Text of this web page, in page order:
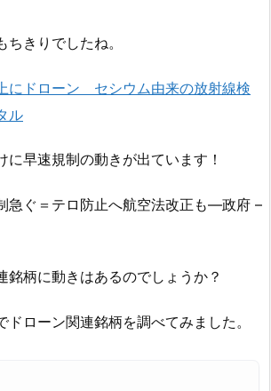
きりでしたね。
にドローン セシウム由来の放射線検
ル
に早速規制の動きが出ています！
急ぐ＝テロ防止へ航空法改正も—政府 –
銘柄に動きはあるのでしょうか？
ドローン関連銘柄を調べてみました。